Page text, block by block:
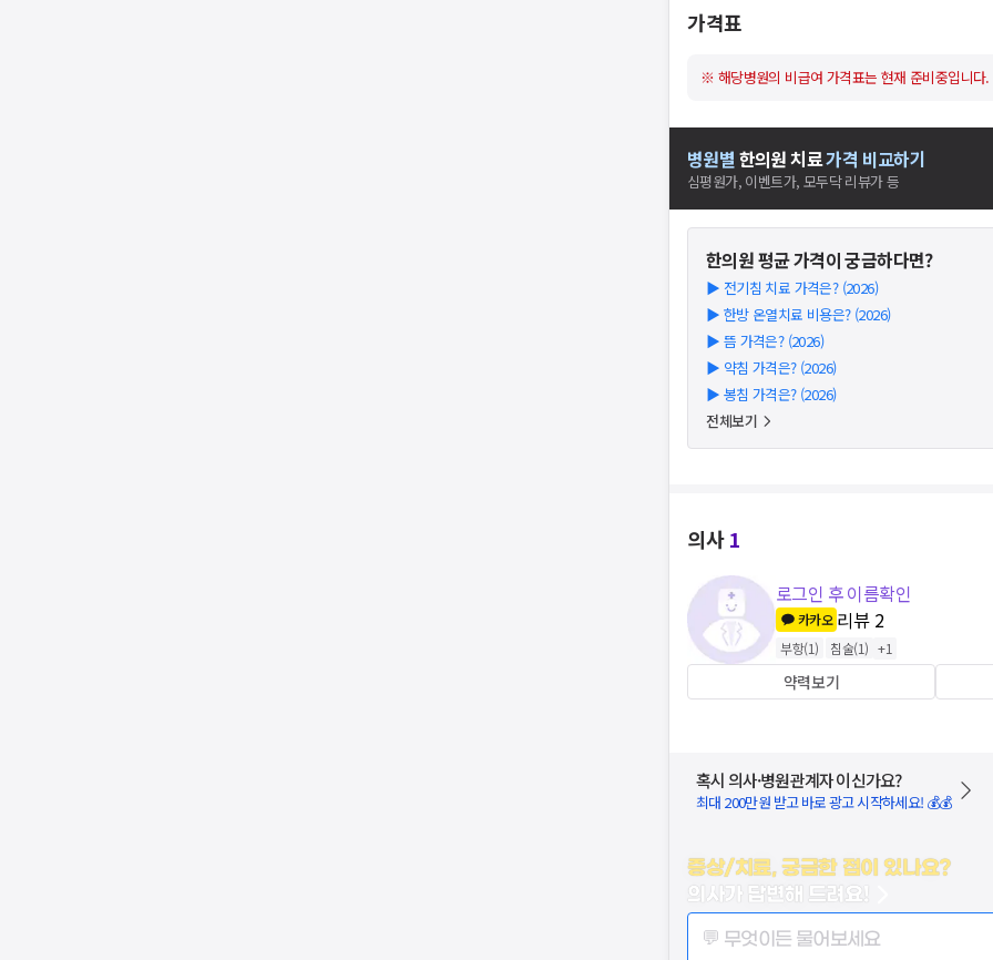
가격표
※ 해당병원의 비급여 가격표는 현재 준비중입니다.
병원별 한의원치료가격 비교하기
심평원가, 이벤트가, 모두닥 리뷰가 등
한의원평균 가격이 궁금하다면?
▶ 전기침 치료 가격은? (2026)
▶ 한방 온열치료 비용은? (2026)
▶ 뜸 가격은? (2026)
▶ 약침 가격은? (2026)
▶ 봉침 가격은? (2026)
전체보기
의사1
로그인 후 이름확인
카카오 리뷰 2
부항(1) 침술(1) +1
약력보기
혹시 의사·병원관계자 이신가요?
최대 200만원 받고 바로 광고 시작하세요! 💰💰
증상/치료, 궁금한 점이 있나요?
의사가 답변해 드려요!
💬 무엇이든 물어보세요